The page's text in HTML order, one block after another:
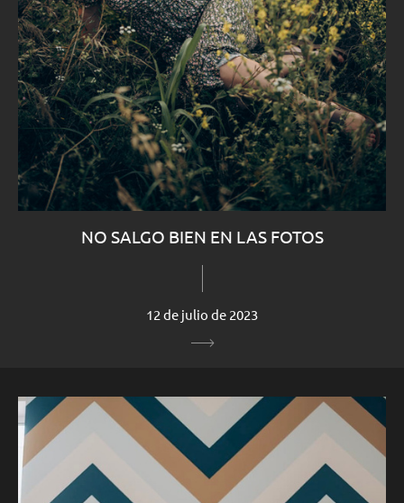
NO SALGO BIEN EN LAS FOTOS
12 de julio de 2023